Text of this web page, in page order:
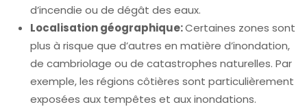
d’incendie ou de dégât des eaux.
Localisation géographique:Certaines zones sont
plus à risque que d’autres en matière d’inondation,
de cambriolage ou de catastrophes naturelles. Par
exemple, les régions côtières sont particulièrement
exposées aux tempêtes et aux inondations.